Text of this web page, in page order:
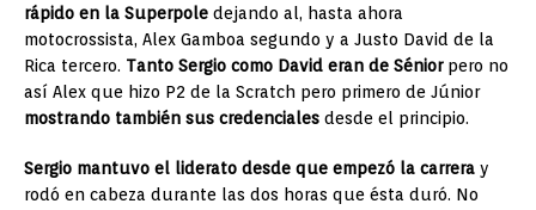
rápido en la Superpole dejando al, hasta ahora
motocrossista, Alex Gamboa segundo y a Justo David de la
Rica tercero. Tanto Sergio como David eran de Séniorpero no
así Alex que hizo P2 de la Scratch pero primero de Júnior
mostrando también sus credenciales desde el principio.
Sergio mantuvo el liderato desde que empezó la carrera y
rodó en cabeza durante las dos horas que ésta duró. No